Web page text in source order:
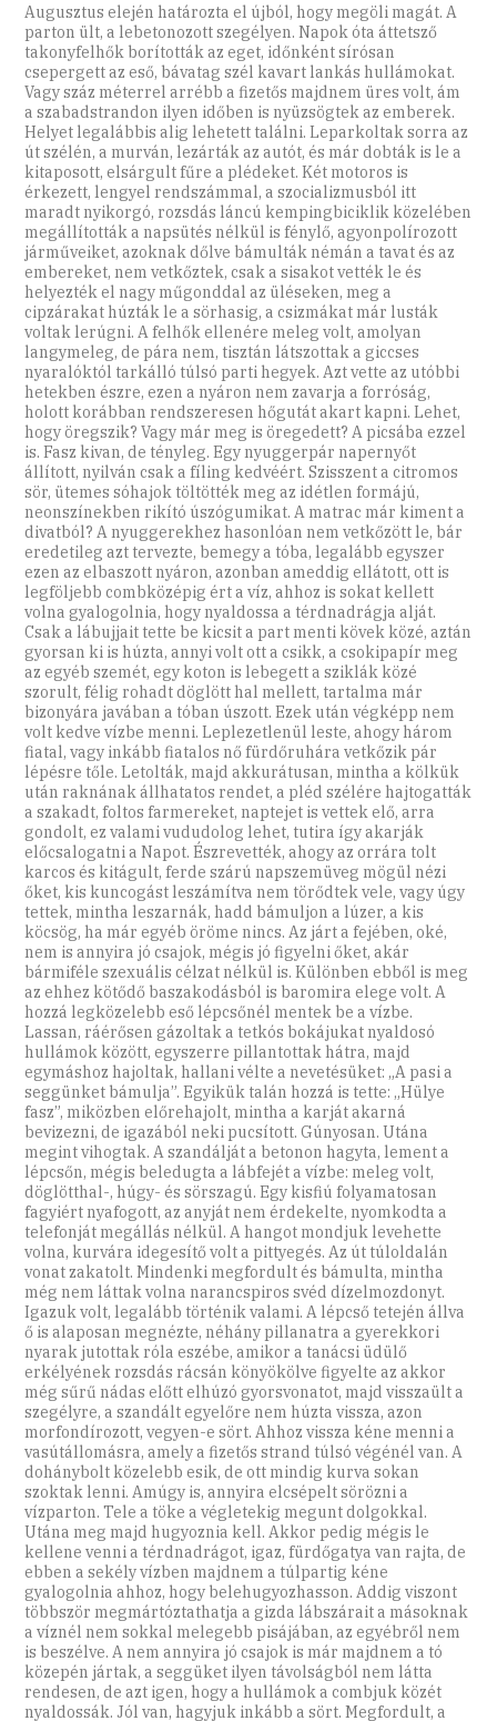
Augusztus elején határozta el újból, hogy megöli magát. A
parton ült, a lebetonozott szegélyen. Napok óta áttetsző
takonyfelhők borították az eget, időnként sírósan
csepergett az eső, bávatag szél kavart lankás hullámokat.
Vagy száz méterrel arrébb a fizetős majdnem üres volt, ám
a szabadstrandon ilyen időben is nyüzsögtek az emberek.
Helyet legalábbis alig lehetett találni. Leparkoltak sorra az
út szélén, a murván, lezárták az autót, és már dobták is le a
kitaposott, elsárgult fűre a plédeket. Két motoros is
érkezett, lengyel rendszámmal, a szocializmusból itt
maradt nyikorgó, rozsdás láncú kempingbiciklik közelében
megállították a napsütés nélkül is fénylő, agyonpolírozott
járműveiket, azoknak dőlve bámulták némán a tavat és az
embereket, nem vetkőztek, csak a sisakot vették le és
helyezték el nagy műgonddal az üléseken, meg a
cipzárakat húzták le a sörhasig, a csizmákat már lusták
voltak lerúgni. A felhők ellenére meleg volt, amolyan
langymeleg, de pára nem, tisztán látszottak a giccses
nyaralóktól tarkálló túlsó parti hegyek. Azt vette az utóbbi
hetekben észre, ezen a nyáron nem zavarja a forróság,
holott korábban rendszeresen hőgutát akart kapni. Lehet,
hogy öregszik? Vagy már meg is öregedett? A picsába ezzel
is. Fasz kivan, de tényleg. Egy nyuggerpár napernyőt
állított, nyilván csak a fíling kedvéért. Szisszent a citromos
sör, ütemes sóhajok töltötték meg az idétlen formájú,
neonszínekben rikító úszógumikat. A matrac már kiment a
divatból? A nyuggerekhez hasonlóan nem vetkőzött le, bár
eredetileg azt tervezte, bemegy a tóba, legalább egyszer
ezen az elbaszott nyáron, azonban ameddig ellátott, ott is
legföljebb combközépig ért a víz, ahhoz is sokat kellett
volna gyalogolnia, hogy nyaldossa a térdnadrágja alját.
Csak a lábujjait tette be kicsit a part menti kövek közé, aztán
gyorsan ki is húzta, annyi volt ott a csikk, a csokipapír meg
az egyéb szemét, egy koton is lebegett a sziklák közé
szorult, félig rohadt döglött hal mellett, tartalma már
bizonyára javában a tóban úszott. Ezek után végképp nem
volt kedve vízbe menni. Leplezetlenül leste, ahogy három
fiatal, vagy inkább fiatalos nő fürdőruhára vetkőzik pár
lépésre tőle. Letolták, majd akkurátusan, mintha a kölkük
után raknának állhatatos rendet, a pléd szélére hajtogatták
a szakadt, foltos farmereket, naptejet is vettek elő, arra
gondolt, ez valami vududolog lehet, tutira így akarják
előcsalogatni a Napot. Észrevették, ahogy az orrára tolt
karcos és kitágult, ferde szárú napszemüveg mögül nézi
őket, kis kuncogást leszámítva nem törődtek vele, vagy úgy
tettek, mintha leszarnák, hadd bámuljon a lúzer, a kis
köcsög, ha már egyéb öröme nincs. Az járt a fejében, oké,
nem is annyira jó csajok, mégis jó figyelni őket, akár
bármiféle szexuális célzat nélkül is. Különben ebből is meg
az ehhez kötődő baszakodásból is baromira elege volt. A
hozzá legközelebb eső lépcsőnél mentek be a vízbe.
Lassan, ráérősen gázoltak a tetkós bokájukat nyaldosó
hullámok között, egyszerre pillantottak hátra, majd
egymáshoz hajoltak, hallani vélte a nevetésüket: „A pasi a
seggünket bámulja”. Egyikük talán hozzá is tette: „Hülye
fasz”, miközben előrehajolt, mintha a karját akarná
bevizezni, de igazából neki pucsított. Gúnyosan. Utána
megint vihogtak. A szandálját a betonon hagyta, lement a
lépcsőn, mégis beledugta a lábfejét a vízbe: meleg volt,
döglötthal-, húgy- és sörszagú. Egy kisfiú folyamatosan
fagyiért nyafogott, az anyját nem érdekelte, nyomkodta a
telefonját megállás nélkül. A hangot mondjuk levehette
volna, kurvára idegesítő volt a pittyegés. Az út túloldalán
vonat zakatolt. Mindenki megfordult és bámulta, mintha
még nem láttak volna narancspiros svéd dízelmozdonyt.
Igazuk volt, legalább történik valami. A lépcső tetején állva
ő is alaposan megnézte, néhány pillanatra a gyerekkori
nyarak jutottak róla eszébe, amikor a tanácsi üdülő
erkélyének rozsdás rácsán könyökölve figyelte az akkor
még sűrű nádas előtt elhúzó gyorsvonatot, majd visszaült a
szegélyre, a szandált egyelőre nem húzta vissza, azon
morfondírozott, vegyen-e sört. Ahhoz vissza kéne menni a
vasútállomásra, amely a fizetős strand túlsó végénél van. A
dohánybolt közelebb esik, de ott mindig kurva sokan
szoktak lenni. Amúgy is, annyira elcsépelt sörözni a
vízparton. Tele a töke a végletekig megunt dolgokkal.
Utána meg majd hugyoznia kell. Akkor pedig mégis le
kellene venni a térdnadrágot, igaz, fürdőgatya van rajta, de
ebben a sekély vízben majdnem a túlpartig kéne
gyalogolnia ahhoz, hogy belehugyozhasson. Addig viszont
többször megmártóztathatja a gizda lábszárait a másoknak
a víznél nem sokkal melegebb pisájában, az egyébről nem
is beszélve. A nem annyira jó csajok is már majdnem a tó
közepén jártak, a seggüket ilyen távolságból nem látta
rendesen, de azt igen, hogy a hullámok a combjuk közét
nyaldossák. Jól van, hagyjuk inkább a sört. Megfordult, a